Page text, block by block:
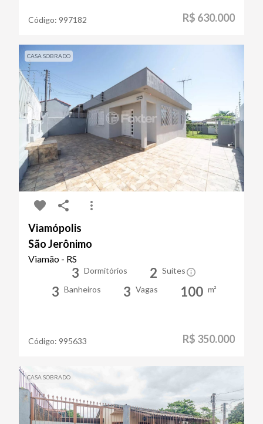
Código: 997182 R$ 630.000
CASA SOBRADO
Viamópolis
São Jerônimo
Viamão - RS
3 Dormitórios 2 Suítes
3 Banheiros 3 Vagas 100 m²
Código: 995633 R$ 350.000
CASA SOBRADO